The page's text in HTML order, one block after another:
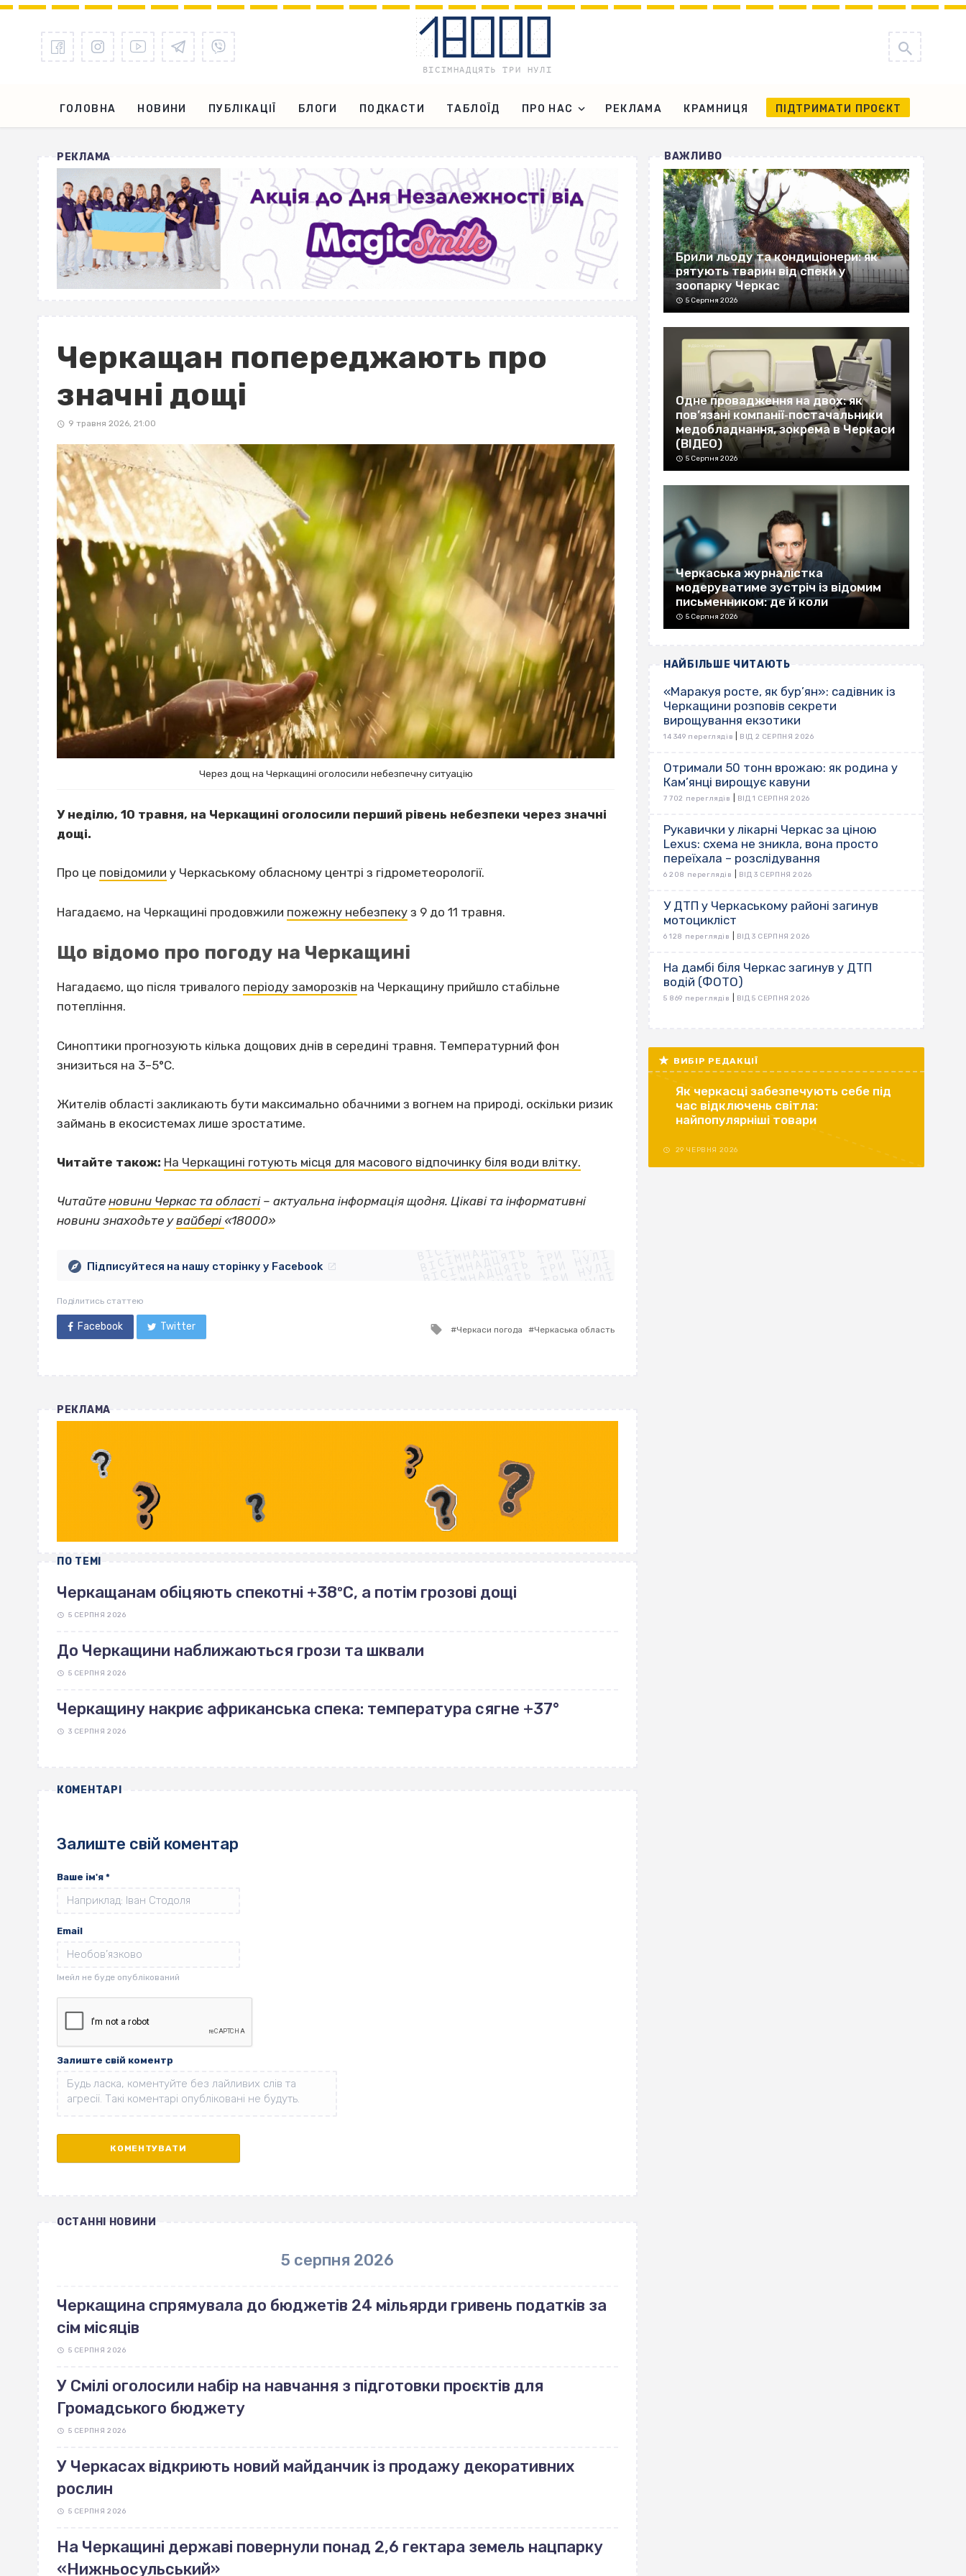
ГОЛОВНА НОВИНИ ПУБЛІКАЦІЇ БЛОГИ ПОДКАСТИ ТАБЛОЇД ПРО НАС РЕКЛАМА КРАМНИЦЯ ПІДТРИМАТИ ПРОЄКТ
РЕКЛАМА
Черкащан попереджають про
значні дощі
9 травня 2026, 21:00
Через дощ на Черкащині оголосили небезпечну ситуацію
У неділю, 10 травня, на Черкащині оголосили перший рівень небезпеки через значні
дощі.
Про це повідомили у Черкаському обласному центрі з гідрометеорології.
Нагадаємо, на Черкащині продовжили пожежну небезпеку з 9 до 11 травня.
Що відомо про погоду на Черкащині
Нагадаємо, що після тривалого періоду заморозків на Черкащину прийшло стабільне
потепління.
Синоптики прогнозують кілька дощових днів в середині травня. Температурний фон
знизиться на 3–5°С.
Жителів області закликають бути максимально обачними з вогнем на природі, оскільки ризик
займань в екосистемах лише зростатиме.
Читайте також: На Черкащині готують місця для масового відпочинку біля води влітку.
Читайте новини Черкас та області– актуальна інформація щодня. Цікаві та інформативні
новини знаходьте увайбері «18000» ВІСІМНАДЦЯТЬ ТРИ НУЛІ
ВІСІМНАДЦЯТЬ ТРИ НУЛІ
ВІСІМНАДЦЯТЬ ТРИ НУЛІ
ВІСІМНАДЦЯТЬ ТРИ НУЛІ
ВІСІМНАДЦЯТЬ ТРИ НУЛІ
ВІСІМНАДЦЯТЬ ТРИ НУЛІ
ВІСІМНАДЦЯТЬ ТРИ НУЛІ
ВІСІМНАДЦЯТЬ ТРИ НУЛІ
Підписуйтеся на нашу сторінку у Facebook
Поділитись статтею
Facebook Twitter
Tagged
Черкаси погода Черкаська область
РЕКЛАМА
ПО ТЕМІ
Черкащанам обіцяють спекотні +38ºС, а потім грозові дощі
5 СЕРПНЯ 2026
До Черкащини наближаються грози та шквали
5 СЕРПНЯ 2026
Черкащину накриє африканська спека: температура сягне +37°
3 СЕРПНЯ 2026
КОМЕНТАРІ
Залиште свій коментар
Ваше ім'я *
Email
Залиште свій коментр
ОСТАННІ НОВИНИ
5 серпня 2026
Черкащина спрямувала до бюджетів 24 мільярди гривень податків за
сім місяців
5 СЕРПНЯ 2026
У Смілі оголосили набір на навчання з підготовки проєктів для
Громадського бюджету
5 СЕРПНЯ 2026
У Черкасах відкриють новий майданчик із продажу декоративних
рослин
5 СЕРПНЯ 2026
На Черкащині державі повернули понад 2,6 гектара земель нацпарку
«Нижньосульський»
ВАЖЛИВО
Брили льоду та кондиціонери: як
рятують тварин від спеки у
зоопарку Черкас
5 Серпня 2026
Одне провадження на двох: як
пов’язані компанії‐постачальники
медобладнання, зокрема в Черкаси
(ВІДЕО)
5 Серпня 2026
Черкаська журналістка
модеруватиме зустріч із відомим
письменником: де й коли
5 Серпня 2026
НАЙБІЛЬШЕ ЧИТАЮТЬ
«Маракуя росте, як бур’ян»: садівник із
Черкащини розповів секрети
вирощування екзотики
14 349 переглядів ВІД 2 СЕРПНЯ 2026
Отримали 50 тонн врожаю: як родина у
Кам’янці вирощує кавуни
7 702 переглядів ВІД 1 СЕРПНЯ 2026
Рукавички у лікарні Черкас за ціною
Lexus: схема не зникла, вона просто
переїхала – розслідування
6 208 переглядів ВІД 3 СЕРПНЯ 2026
У ДТП у Черкаському районі загинув
мотоцикліст
6 128 переглядів ВІД 3 СЕРПНЯ 2026
На дамбі біля Черкас загинув у ДТП
водій (ФОТО)
5 869 переглядів ВІД 5 СЕРПНЯ 2026
ВИБІР РЕДАКЦІЇ
Як черкасці забезпечують себе під
час відключень світла:
найпопулярніші товари
29 ЧЕРВНЯ 2026